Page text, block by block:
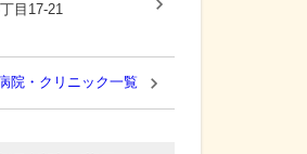
目17-21
院・クリニック一覧